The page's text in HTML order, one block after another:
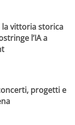
la vittoria storica
l’IA a
progetti e